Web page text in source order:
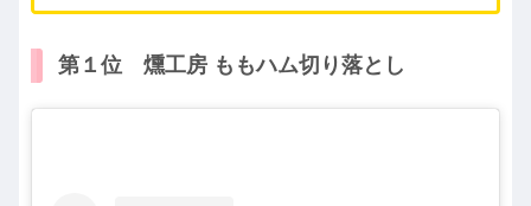
第１位 燻工房 ももハム切り落とし